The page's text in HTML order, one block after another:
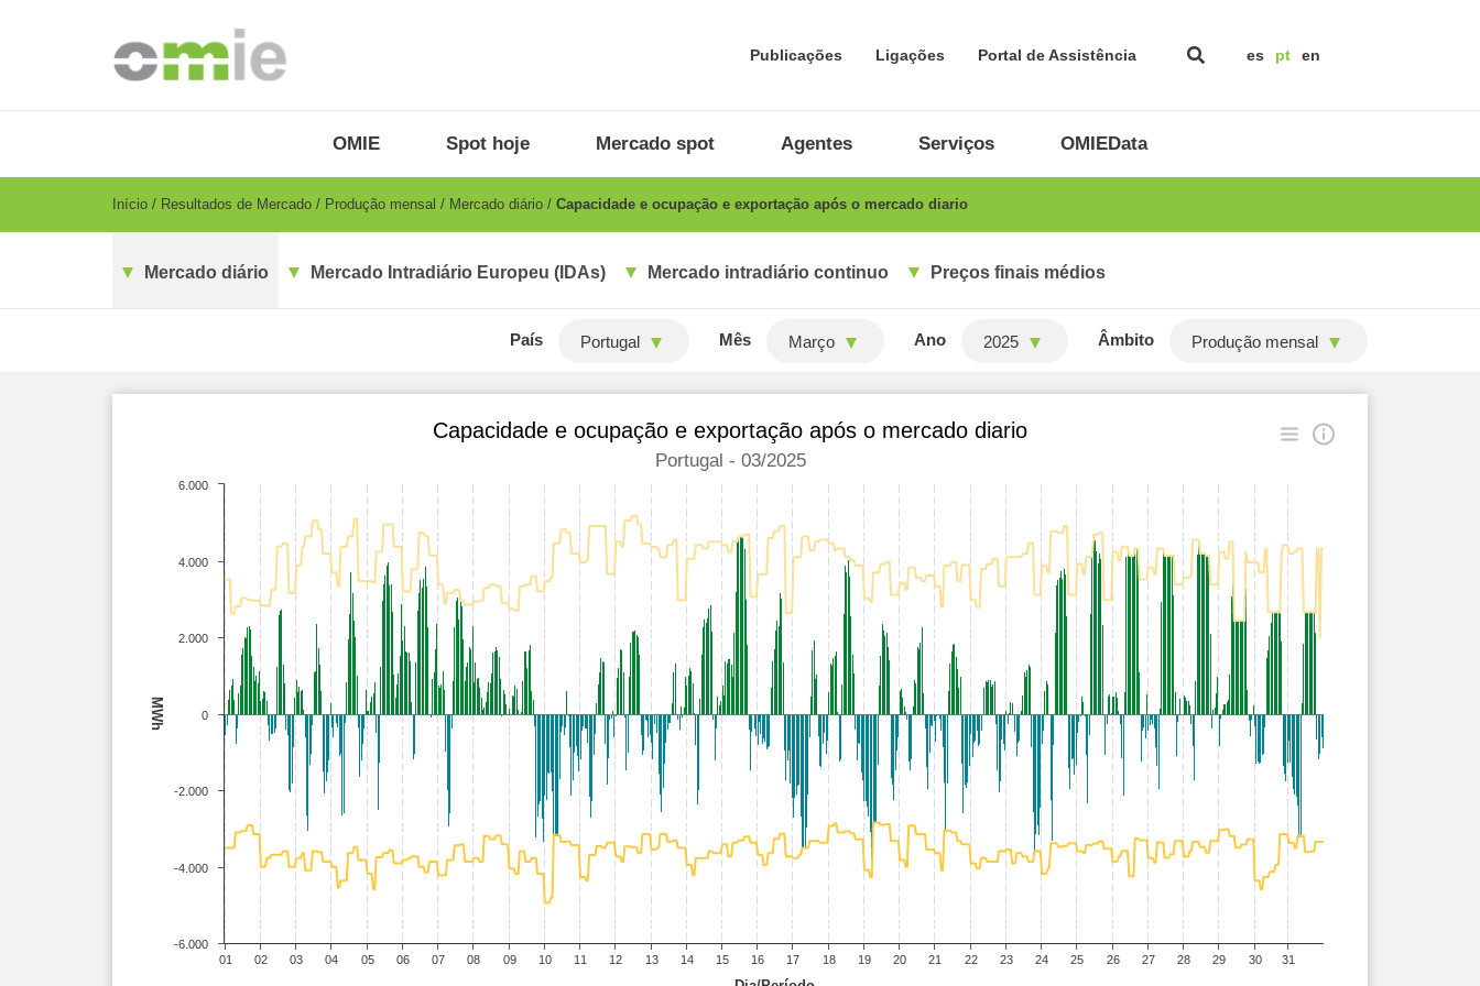
Publicações Ligações Portal de Assistência es pt en
PT
OMIE Spot hoje Mercado spot Agentes Serviços OMIEData
Breadcrumb
Início Resultados de Mercado Produção mensal Mercado diário Capacidade e ocupação e exportação após o mercado diario
Mercado diário Mercado Intradiário Europeu (IDAs) Mercado intradiário continuo Preços finais médios
País Portugal Mês Março Ano 2025 Âmbito Produção mensal
MWh
Capacidade e ocupação e exportação após o mercado diario
Portugal - 03/2025
01 02 03 04 05 06 07 08 09 10 11 12 13 14 15 16 17 18 19 20 21 22 23 24 25 26 27 28 29 30 31
-6.000
-4.000
-2.000
0
2.000
4.000
6.000